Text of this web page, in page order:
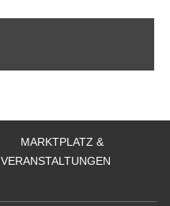
MARKTPLATZ &
VERANSTALTUNGEN